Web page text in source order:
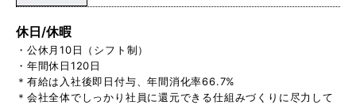
休日/休暇
・公休月10日（シフト制）
・年間休日120日
＊有給は入社後即日付与、年間消化率66.7%
＊会社全体でしっかり社員に還元できる仕組みづくりに尽力して